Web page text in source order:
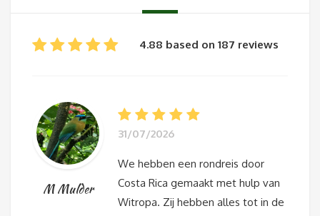
4.88 based on 187 reviews
M Mulder
31/07/2026
We hebben een rondreis door
Costa Rica gemaakt met hulp van
Witropa. Zij hebben alles tot in de